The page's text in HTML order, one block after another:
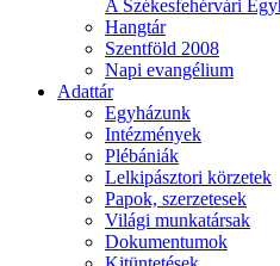
A Székesfehérvári
Hangtár
Szentföld 2008
Napi evangélium
Adattár
Egyházunk
Intézmények
Plébániák
Lelkipásztori körzetek
Papok, szerzetesek
Világi munkatársak
Dokumentumok